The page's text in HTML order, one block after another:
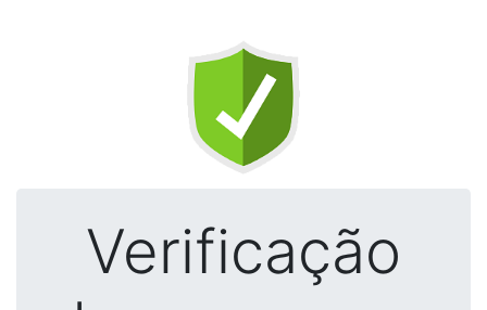
Verificação